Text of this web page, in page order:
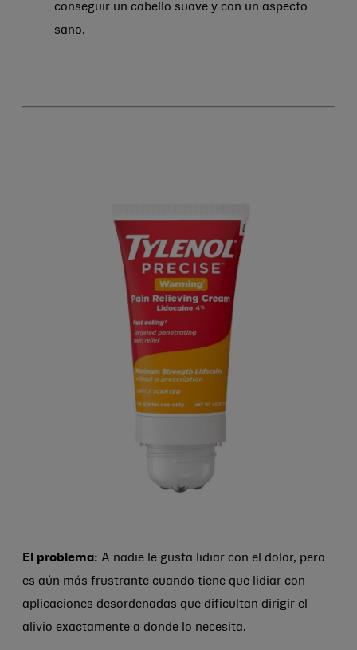
conseguir un cabello suave y con un aspecto
sano.
El problema: A nadie le gusta lidiar con el dolor, pero
es aún más frustrante cuando tiene que lidiar con
aplicaciones desordenadas que dificultan dirigir el
alivio exactamente a donde lo necesita.